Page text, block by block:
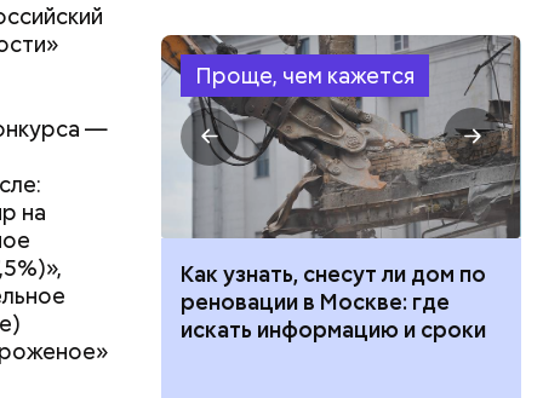
—
на
Эти
Проще, чем кажется
тысяч
при
кто может
нужны
Как узнать, снесут ли дом по
реновации в Москве: где
искать информацию и сроки